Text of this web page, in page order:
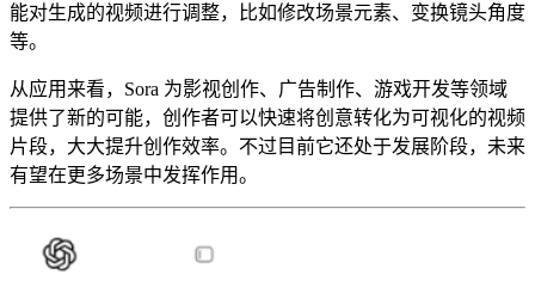
能对生成的视频进行调整，比如修改场景元素、变换镜头角度
等。
从应用来看，Sora 为影视创作、广告制作、游戏开发等领域
提供了新的可能，创作者可以快速将创意转化为可视化的视频
片段，大大提升创作效率。不过目前它还处于发展阶段，未来
有望在更多场景中发挥作用。